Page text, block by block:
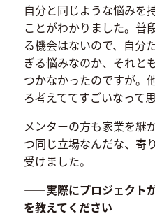
自分と同じような悩みを
ことがわかりました。普
る機会はないので、自分
ぎる悩みなのか、それと
つかなかったのですが。
ろ考えててすごいなって
メンターの方も家業を継
つ同じ立場なんだな、寄
受けました。
――実際にプロジェクト
を教えてください